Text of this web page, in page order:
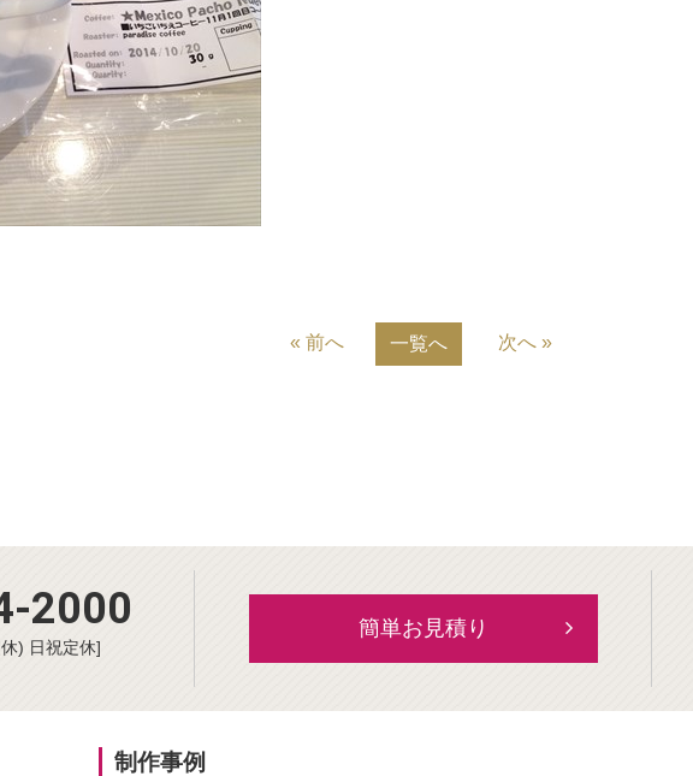
« 前へ 一覧へ 次へ »
2000
) 日祝定休]
簡単お見積り
制作事例